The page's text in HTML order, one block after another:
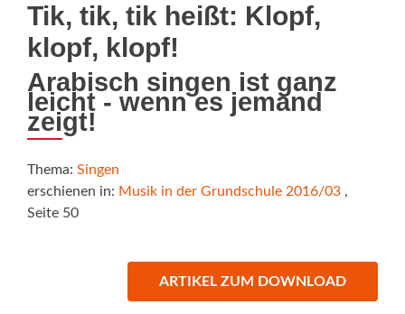
Tik, tik, tik heißt: Klopf,
klopf, klopf!
Arabisch singen ist ganz
leicht - wenn es jemand
zeigt!
Thema: Singen
erschienen in: Musik in der Grundschule 2016/03 ,
Seite 50
ARTIKEL ZUM DOWNLOAD